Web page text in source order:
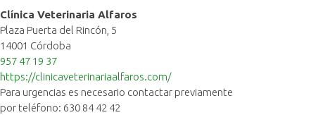
Clínica Veterinaria Alfaros
Plaza Puerta del Rincón, 5
14001 Córdoba
957 47 19 37
https://clinicaveterinariaalfaros.com/
Para urgencias es necesario contactar previamente
por teléfono: 630 84 42 42